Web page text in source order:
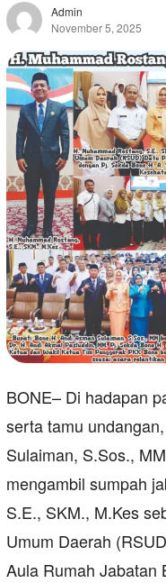
Admin
November 5, 2025
BONE– Di hadapan
serta tamu
Sulaiman, S.Sos.,
mengambil sumpah
S.E., SKM., M.Kes
Umum Daerah
Aula Rumah Jabatan